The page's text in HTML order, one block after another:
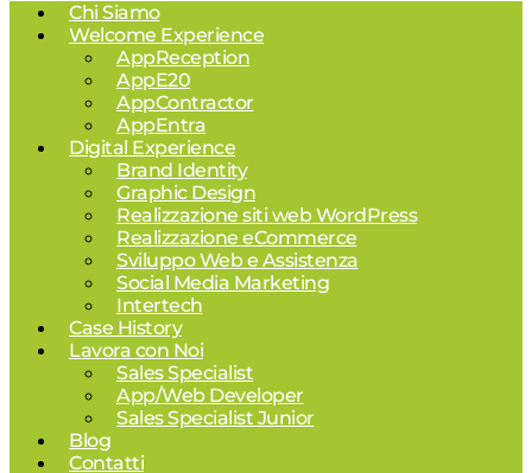
Chi Siamo
Welcome Experience
AppReception
AppE20
AppContractor
AppEntra
Digital Experience
Brand Identity
Graphic Design
Realizzazione siti web WordPress
Realizzazione eCommerce
Sviluppo Web e Assistenza
Social Media Marketing
Intertech
Case History
Lavora con Noi
Sales Specialist
App/Web Developer
Sales Specialist Junior
Blog
Contatti